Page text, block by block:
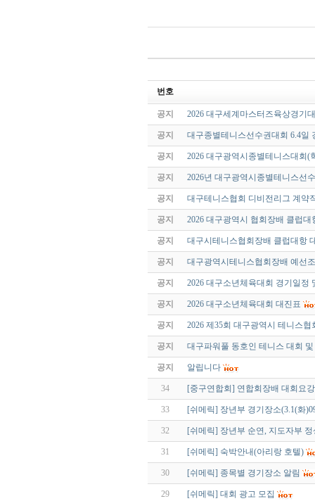
번호
공지 2026 대구세계마스터즈육상경기
공지 대구종별테니스선수권대회 6.4일
공지 2026 대구광역시종별테니스대회(
공지 2026년 대구광역시종별테니스선
공지 대구테니스협회 디비전리그 계약
공지 2026 대구광역시 협회장배 클럽
공지 대구시테니스협회장배 클럽대항
공지 대구광역시테니스협회장배 예선
공지 2026 대구소년체육대회 경기일정
공지 2026 대구소년체육대회 대진표
공지 2026 제35회 대구광역시 테니스
공지 대구파워풀 동호인 테니스 대회
공지 알립니다
34 [중구연합회] 연합회장배 대회요강
33 [쉬메릭] 장년부 경기장소(3.1(화
32 [쉬메릭] 장년부 순연, 지도자부
31 [쉬메릭] 숙박안내(아리랑 호텔)
30 [쉬메릭] 종목별 경기장소 알림
29 [쉬메릭] 대회 광고 모집